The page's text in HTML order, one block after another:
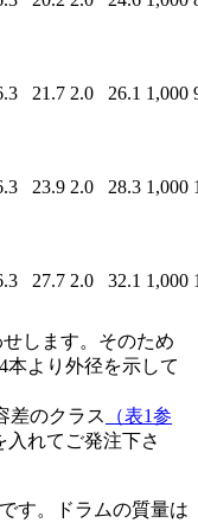
21.7 2.0 26.1 1,000
23.9 2.0 28.3 1,000
27.7 2.0 32.1 1,000
します。そのため
本より外径を示して
差のクラス
（表1参
入れてご発注下さ
す。ドラムの質量は